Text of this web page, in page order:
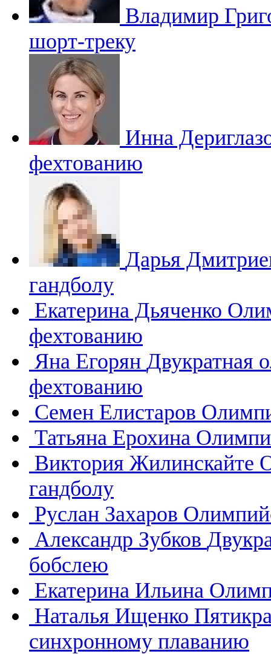
Владимир
шорт-треку
Инна
фехтованию
Дарья
гандболу
Екатерина Дьяченко
фехтованию
Яна Егорян Двукратная
фехтованию
Семен Елистаров
Татьяна Ерохина
Виктория Жилинскайте
гандболу
Руслан Захаров
Александр Зубков
бобслею
Екатерина Ильина
Наталья Ищенко
синхронному плаванию